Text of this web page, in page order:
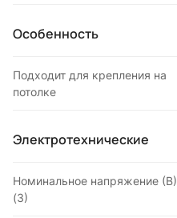
Особенность
Подходит для крепления на
потолке
Электротехнические
Номинальное напряжение (В)
(3)